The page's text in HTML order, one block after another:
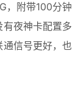
，附带100分钟
夜神卡配置多
信号更好，也